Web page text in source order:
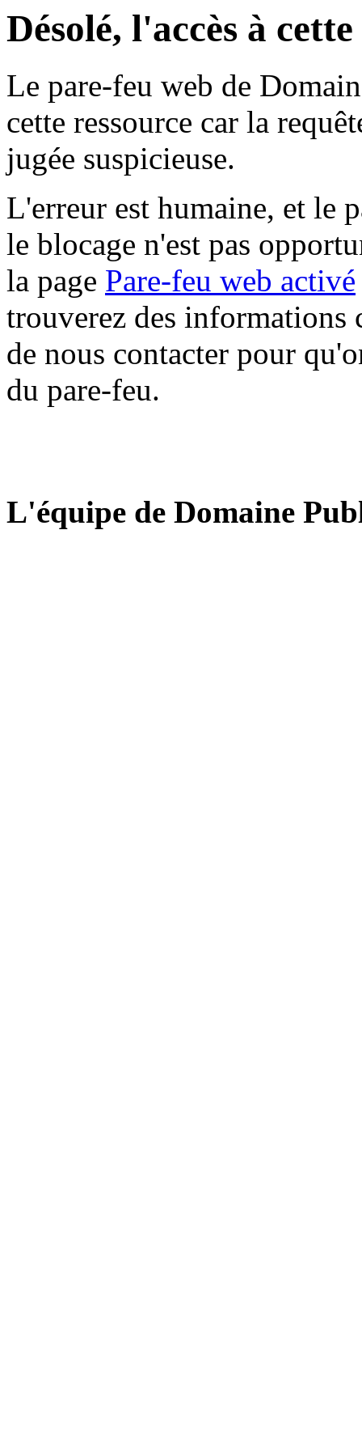
Désolé, l'accès à
Le pare-feu web de
cette ressource car la
jugée suspicieuse.
L'erreur est humaine, et le
le blocage n'est pas
la page Pare-feu web activé
trouverez des informations
de nous contacter pour
du pare-feu.
L'équipe de Domaine